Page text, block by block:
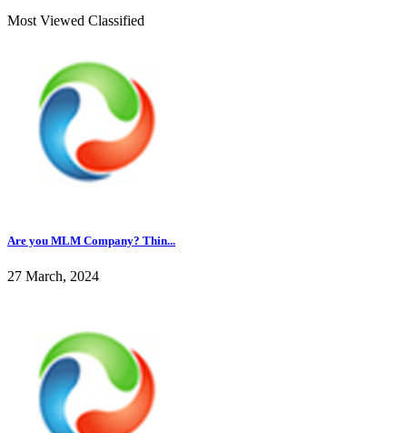
Most Viewed Classified
Are you MLM Company? Thin...
27 March, 2024